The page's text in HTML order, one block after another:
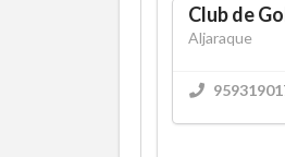
Club de
Aljaraque